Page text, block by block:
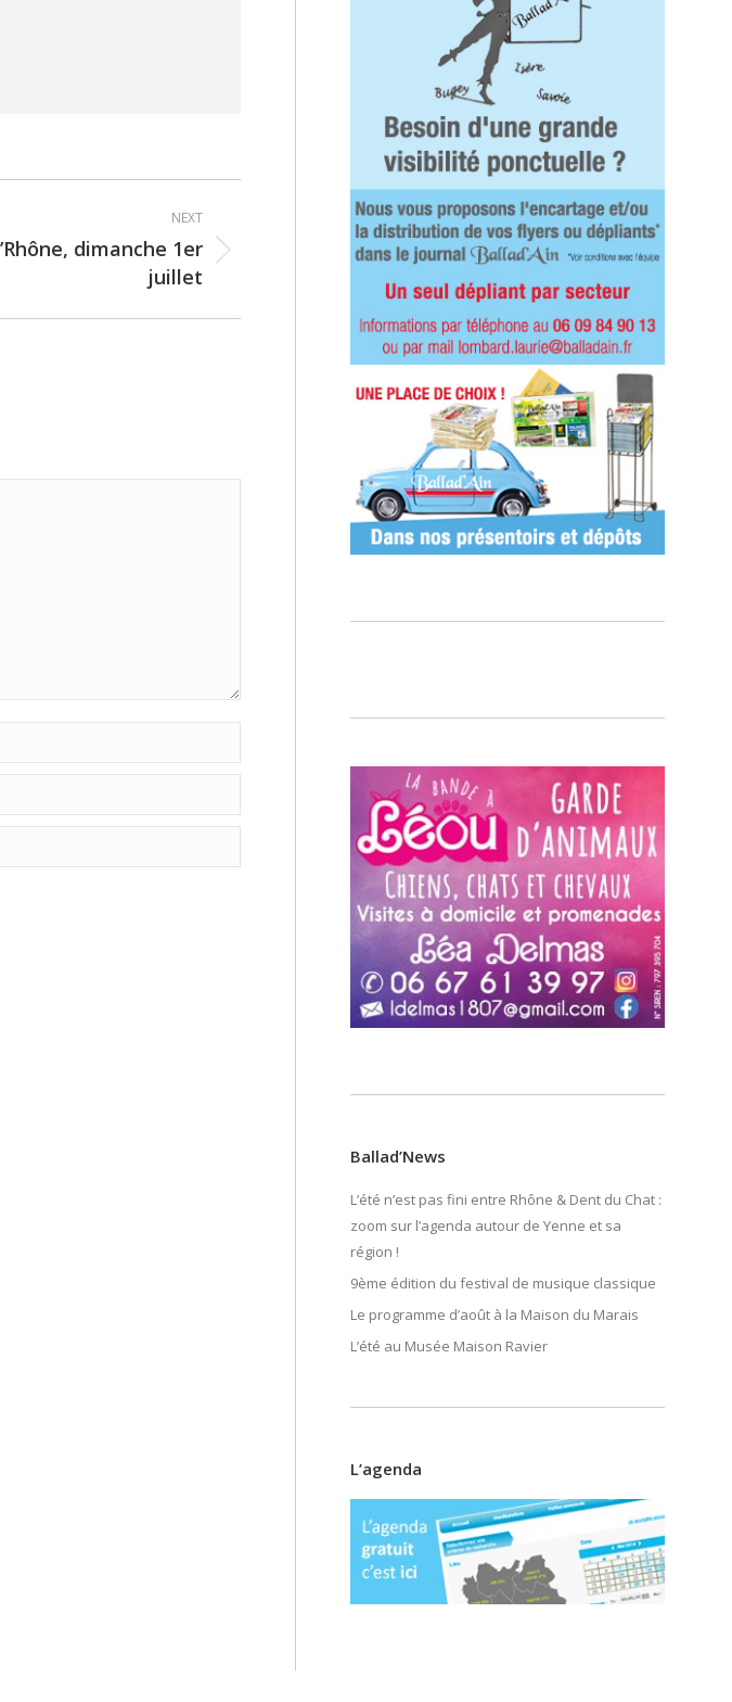
NEXT
dimanche 1er
juillet
Ballad’News
L’été n’est pas fini entre Rhône & Dent du Chat :
zoom sur l’agenda autour de Yenne et sa
région !
9ème édition du festival de musique classique
Le programme d’août à la Maison du Marais
L’été au Musée Maison Ravier
L’agenda